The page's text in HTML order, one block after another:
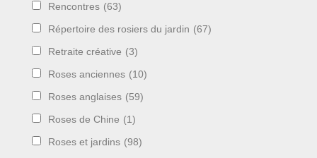
Rencontres (63)
Répertoire des rosiers du jardin (67)
Retraite créative (3)
Roses anciennes (10)
Roses anglaises (59)
Roses de Chine (1)
Roses et jardins (98)